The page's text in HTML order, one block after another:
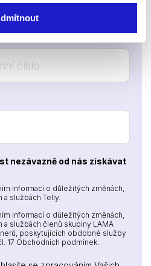
nezávazně od nás získávat
informací o důležitých změnách,
službách Telly.
informací o důležitých změnách,
službách členů skupiny LAMA
poskytujících obdobné služby
17 Obchodních podmínek.